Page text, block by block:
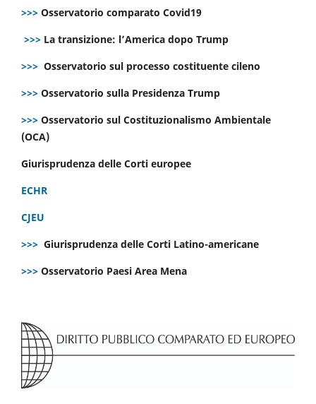
>>> Osservatorio comparato Covid19
>>> La transizione: l’America dopo Trump
>>> Osservatorio sul processo costituente cileno
>>> Osservatorio sulla Presidenza Trump
>>> Osservatorio sul Costituzionalismo Ambientale
(OCA)
Giurisprudenza delle Corti europee
ECHR
CJEU
>>> Giurisprudenza delle Corti Latino-americane
>>> Osservatorio Paesi Area Mena